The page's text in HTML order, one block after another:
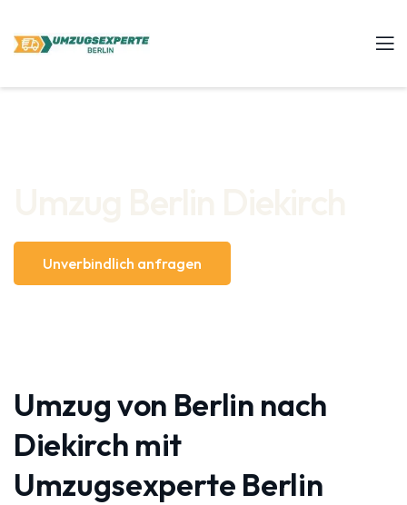
Unverbindlich anfragen
Umzug von Berlin nach
Diekirch mit
Umzugsexperte Berlin